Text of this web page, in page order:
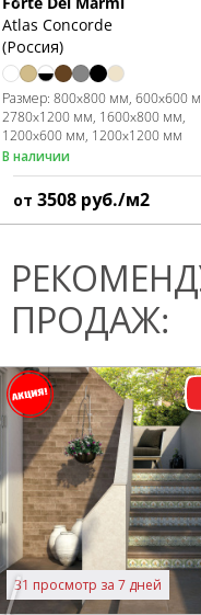
Atlas Concorde
(Россия)
Размер: 800x800 мм 600x600
2780x1200 мм 1600x800 мм
1200x600 мм 1200x1200 мм
В наличии
от 3508 руб./м2
ПРОДАЖ:
31 просмотр за 7 дней